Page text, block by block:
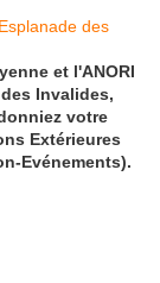
et l'ANORI
Invalides,
votre
Extérieures
Evénements).